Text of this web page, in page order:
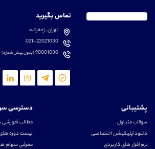
تماس بگیرید
تهران، زعفرانیه
021-22021030
90001030(بدون پیش شماره)
پشتیبانی
سوالات متداول
دانلود اپلیکیشن اختصاصی
نرم افزار های کاربردی
دسترسی
مطالب
لیست دوره
معرفی سهام